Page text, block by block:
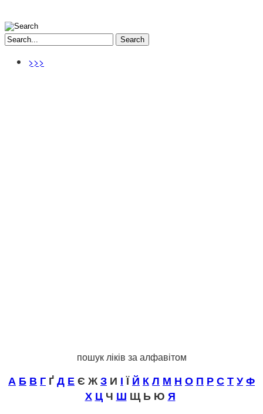
Search
>>>
пошук ліків за алфавітом
А Б В Г ҐД ЕЄ ЖЗ И ІЇЙ КЛ М Н О П РСТУФ
Х ЦЧ Ш Щ Ь Ю Я